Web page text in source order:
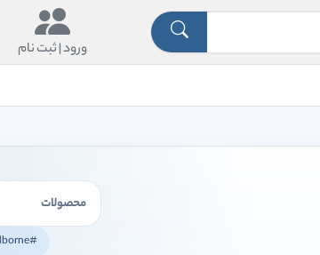
ورود |ثبت نام
محصولات
#bloodborne